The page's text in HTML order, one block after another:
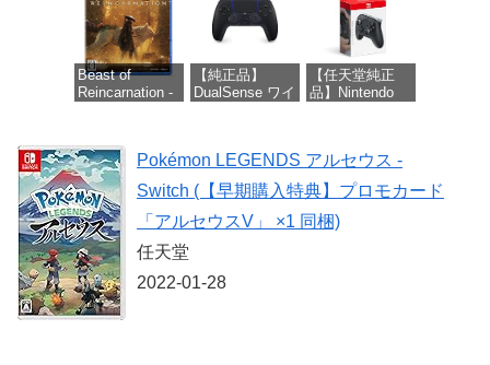
ームコード】
ロブロックス |
オンラインコー
ド版
価格：¥1,300
Beast of
Reincarnation -
封入
価格：¥7,286
【純正品】
DualSense ワイ
ク(CFI-
ZCT2J01)
価格：¥10,737
【任天堂純正
品】Nintendo
価格：¥9,581
Pokémon LEGENDS アルセウス -
Switch (【早期購入特典】プロモカード
「アルセウスV」 ×1 同梱)
任天堂
2022-01-28